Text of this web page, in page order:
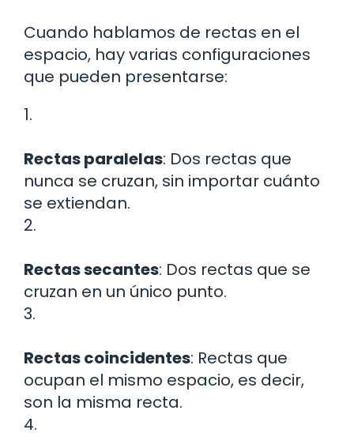
Cuando hablamos de rectas en el
espacio, hay varias configuraciones
que pueden presentarse:
1.
Rectas paralelas: Dos rectas que
nunca se cruzan, sin importar cuánto
se extiendan.
2.
Rectas secantes: Dos rectas que se
cruzan en un único punto.
3.
Rectas coincidentes: Rectas que
ocupan el mismo espacio, es decir,
son la misma recta.
4.